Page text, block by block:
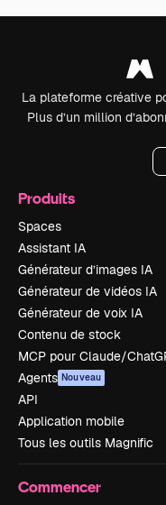
La plateforme créative
Plus d’un million
Produits
Spaces
Assistant IA
Générateur d’images IA
Générateur de vidéos IA
Générateur de voix IA
Contenu de stock
MCP pour Claude/
Agents Nouveau
API
Application mobile
Tous les outils Magnific
Commencer